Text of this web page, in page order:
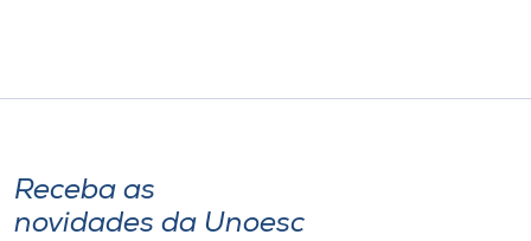
Receba as
novidades da Unoesc